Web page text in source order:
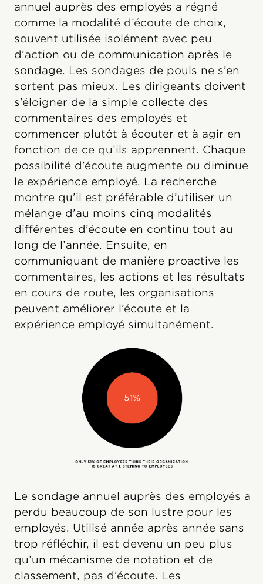
annuel auprès des employés a régné
comme la modalité d’écoute de choix,
souvent utilisée isolément avec peu
d’action ou de communication après le
sondage. Les sondages de pouls ne s’en
sortent pas mieux. Les dirigeants doivent
s’éloigner de la simple collecte des
commentaires des employés et
commencer plutôt à écouter et à agir en
fonction de ce qu’ils apprennent. Chaque
possibilité d’écoute augmente ou diminue
le expérience employé. La recherche
montre qu’il est préférable d’utiliser un
mélange d’au moins cinq modalités
différentes d’écoute en continu tout au
long de l’année. Ensuite, en
communiquant de manière proactive les
commentaires, les actions et les résultats
en cours de route, les organisations
peuvent améliorer l’écoute et la
expérience employé simultanément.
Le sondage annuel auprès des employés a
perdu beaucoup de son lustre pour les
employés. Utilisé année après année sans
trop réfléchir, il est devenu un peu plus
qu’un mécanisme de notation et de
classement, pas d’écoute. Les